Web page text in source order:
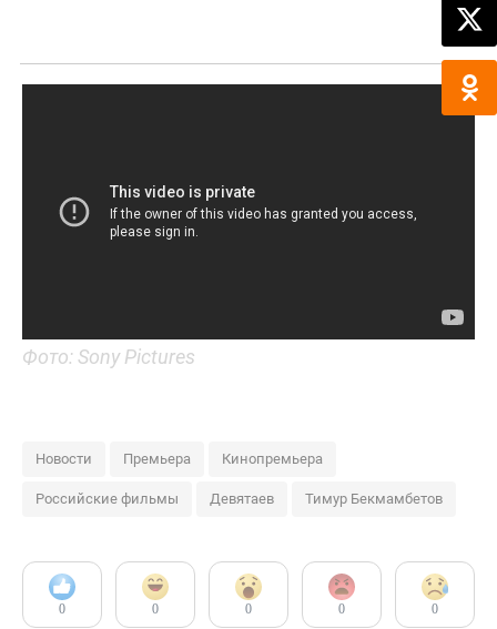
Фото: Sony Pictures
Новости Премьера Кинопремьера
Российские фильмы Девятаев Тимур Бекмамбетов
0 0 0 0 0